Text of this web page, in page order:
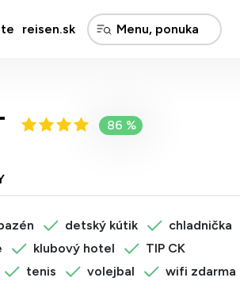
reisen.sk
86 %
detský kútik
chladnička
klubový hotel
TIP CK
tenis volejbal
wifi zdarma